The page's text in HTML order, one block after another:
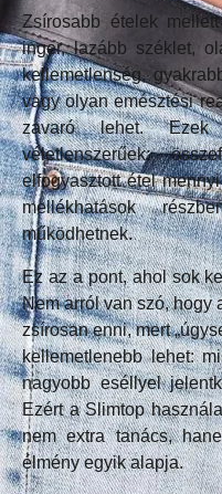
Zsírosabb ételek
inger, lazább széklet,
kellemetlenség,
vagy olyan emésztési
zavaró lehet.
véletlenszerűek:
elfogyasztott étel
mellékhatások
működhetnek.
Ez az a pont, ahol sok
Nem arról van szó, hogy
zsírosan enni, mert
kellemetlenebb lehet:
nagyobb eséllyel
Ezért a Slimtop
nem extra tanács,
élmény egyik alapja.